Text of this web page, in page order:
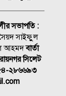
মাছ ও
সভাপতি :
সাইফুুল
আহমদবার্তা
সিলেট
২৮৬৬৯৩